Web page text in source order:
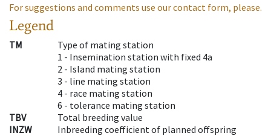
For suggestions and comments use our contact form, please.
Legend
TM
Type of mating station
1 - Insemination station with fixed 4a
2 - Island mating station
3 - line mating station
4 - race mating station
6 - tolerance mating station
TBV
Total breeding value
INZW
Inbreeding coefficient of planned offspring